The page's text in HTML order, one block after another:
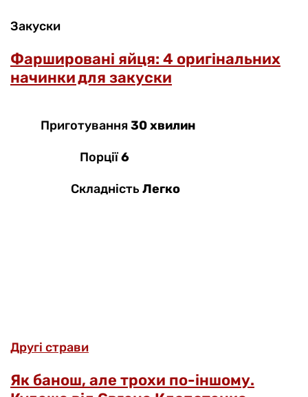
Закуски
Фаршировані яйця: 4 оригінальних
начинки для закуски
Приготування30 хвилин
Порції6
Складність Легко
Другі страви
Як банош, але трохи по-іншому.